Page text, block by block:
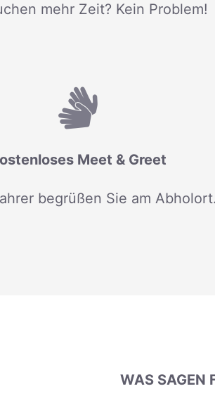
mehr Zeit? Kein Problem!
Meet & Greet
begrüßen Sie am Abholort.
WAS SAGEN